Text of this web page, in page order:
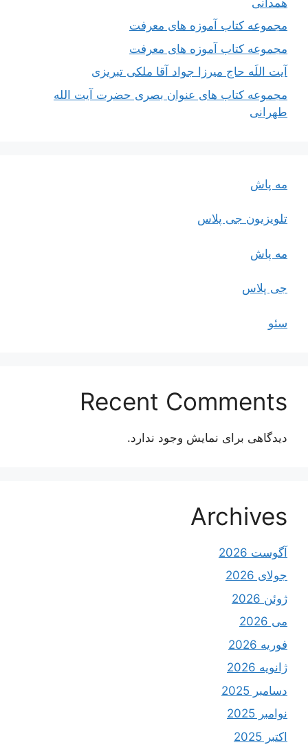
مجموعه کتاب آموزه های معرفت
مجموعه کتاب آموزه های معرفت
آیت اللَه حاج میرزا جواد آقا ملکی تبریزی
مجموعه کتاب های عنوان بصری حضرت آیت الله
طهرانی
مه پاش
تلویزیون جی پلاس
مه پاش
جی پلاس
سئو
Recent Comments
دیدگاهی برای نمایش وجود ندارد.
Archives
آگوست 2026
جولای 2026
ژوئن 2026
می 2026
فوریه 2026
ژانویه 2026
دسامبر 2025
نوامبر 2025
اکتبر 2025